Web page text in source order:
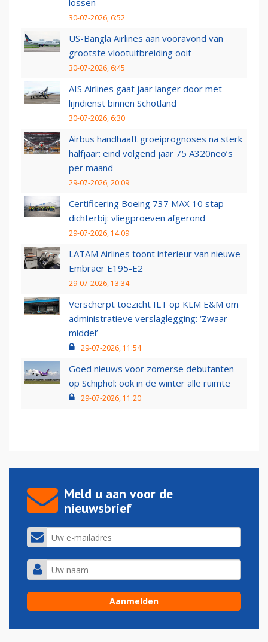
lossen
30-07-2026, 6:52
US-Bangla Airlines aan vooravond van
grootste vlootuitbreiding ooit
30-07-2026, 6:45
AIS Airlines gaat jaar langer door met
lijndienst binnen Schotland
30-07-2026, 6:30
Airbus handhaaft groeiprognoses na sterk
halfjaar: eind volgend jaar 75 A320neo’s
per maand
29-07-2026, 20:09
Certificering Boeing 737 MAX 10 stap
dichterbij: vliegproeven afgerond
29-07-2026, 14:09
LATAM Airlines toont interieur van nieuwe
Embraer E195-E2
29-07-2026, 13:34
Verscherpt toezicht ILT op KLM E&M om
administratieve verslaglegging: ‘Zwaar
middel’
29-07-2026, 11:54
Goed nieuws voor zomerse debutanten
op Schiphol: ook in de winter alle ruimte
29-07-2026, 11:20
Meld u aan voor de
nieuwsbrief